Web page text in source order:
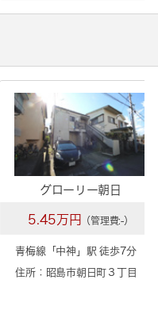
グローリー朝日
5.45万円 （管理費:-）
青梅線「 中神 」駅 徒歩7分
住所：昭島市朝日町３丁目